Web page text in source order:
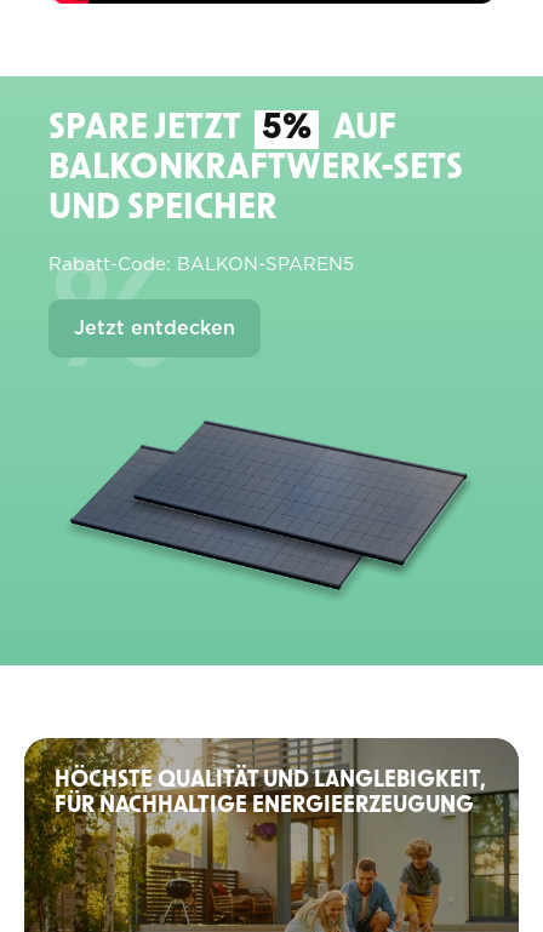
SPARE JETZT 5%
AUF
BALKONKRAFTWERK-SETS
UND SPEICHER
Rabatt-Code: BALKON-SPAREN5
Jetzt entdecken
%
HÖCHSTE QUALITÄT UND LANGLEBIGKEIT,
FÜR NACHHALTIGE ENERGIEERZEUGUNG